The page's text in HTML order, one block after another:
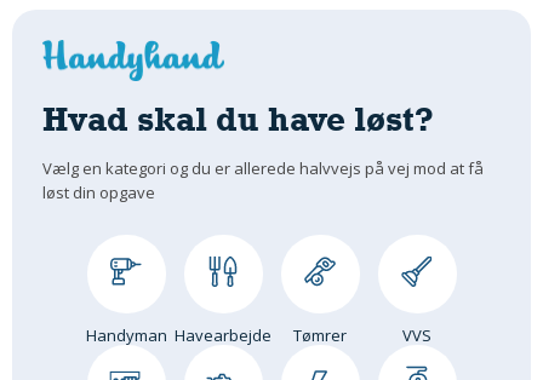
Hvad skal du have løst?
Vælg en kategori og du er allerede halvvejs på vej mod at få
løst din opgave
Handyman Havearbejde Tømrer VVS